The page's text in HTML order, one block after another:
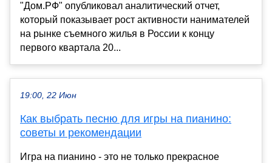
"Дом.РФ" опубликовал аналитический отчет,
который показывает рост активности нанимателей
на рынке съемного жилья в России к концу
первого квартала 20...
19:00, 22 Июн
Как выбрать песню для игры на пианино:
советы и рекомендации
Игра на пианино - это не только прекрасное